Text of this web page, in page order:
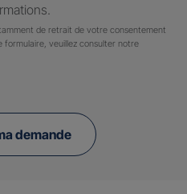
de retrait de votre consentement
formulaire, veuillez consulter notre
demande